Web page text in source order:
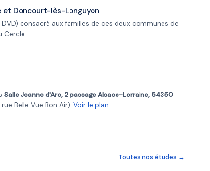
et Doncourt-lès-Longuyon
consacré aux familles de ces deux communes de
Cercle.
Salle Jeanne d'Arc, 2 passage Alsace-Lorraine, 54350
Belle Vue Bon Air). Voir le plan.
Toutes nos études →